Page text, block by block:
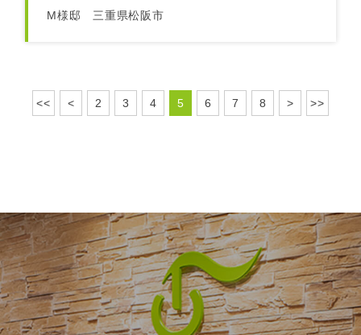
M様邸 三重県松阪市
<< < 2 3 4 5 6 7 8 > >>